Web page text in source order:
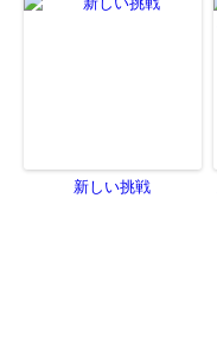
新しい挑戦